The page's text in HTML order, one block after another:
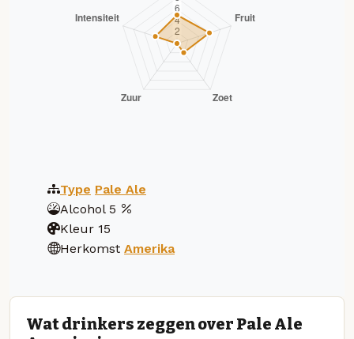
Type Pale Ale
Alcohol 5
Kleur 15
Herkomst Amerika
Wat drinkers zeggen over Pale Ale